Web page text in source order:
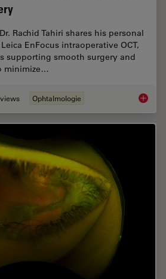
Rachid Tahiri shares his personal
EnFocus intraoperative OCT,
supporting smooth surgery and
minimize…
Ophtalmologie